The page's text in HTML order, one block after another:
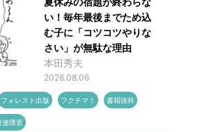
い！毎年最後までため込
む子に「コツコツやりな
さい」が無駄な理由
本田秀夫
2026.08.06
フォレスト出版 フクチマミ 書籍抜粋
達障害